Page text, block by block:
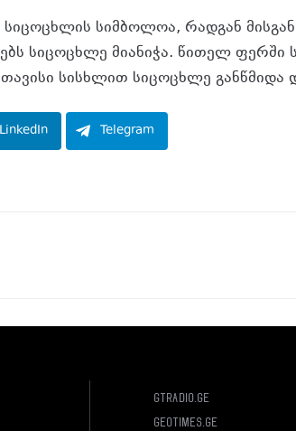
სიმბოლოა, რადგან
სიცოცხლე მიანიჭა. წითელ ფერში
სისხლით სიცოცხლე განწმიდა
LinkedIn Telegram
gtradio.ge
geotimes.ge